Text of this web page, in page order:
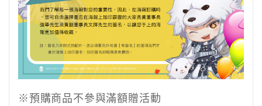
※預購商品不參與滿額贈活動